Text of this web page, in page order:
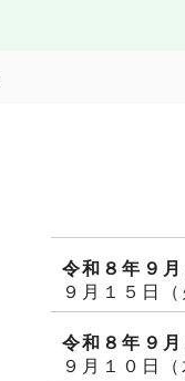
令和８年９
９月１５日
令和８年９
９月１０日